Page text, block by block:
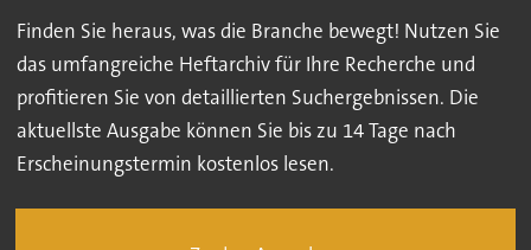
Finden Sie heraus, was die Branche bewegt! Nutzen Sie
das umfangreiche Heftarchiv für Ihre Recherche und
profitieren Sie von detaillierten Suchergebnissen. Die
aktuellste Ausgabe können Sie bis zu 14 Tage nach
Erscheinungstermin kostenlos lesen.